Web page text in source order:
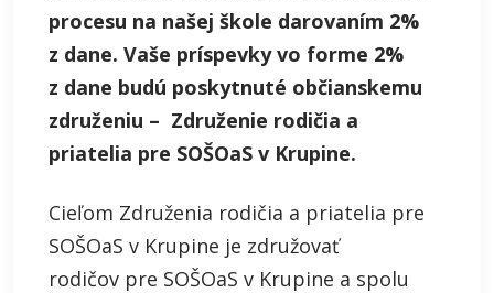
procesu na našej škole darovaním 2%
z dane. Vaše príspevky vo forme 2%
z dane budú poskytnuté občianskemu
združeniu – Združenie rodičia a
priatelia pre SOŠOaS v Krupine.
Cieľom Združenia rodičia a priatelia pre
SOŠOaS v Krupine je združovať
rodičov pre SOŠOaS v Krupine a spolu